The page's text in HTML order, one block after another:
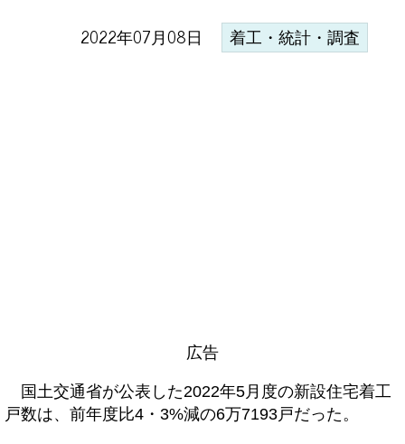
2022年07月08日 着工・統計・調査
広告
国土交通省が公表した2022年5月度の新設住宅着工
戸数は、前年度比4・3%減の6万7193戸だった。